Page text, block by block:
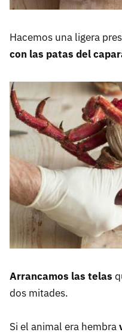
Hacemos una ligera
con las patas del
Arrancamos las telas
dos mitades.
Si el animal era hembra